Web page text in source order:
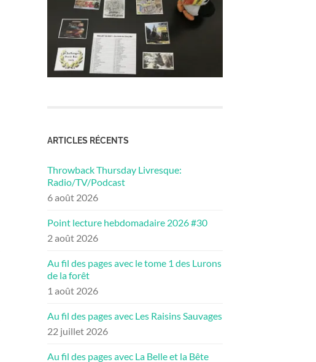
ARTICLES RÉCENTS
Throwback Thursday Livresque:
Radio/TV/Podcast
6 août 2026
Point lecture hebdomadaire 2026 #30
2 août 2026
Au fil des pages avec le tome 1 des Lurons
de la forêt
1 août 2026
Au fil des pages avec Les Raisins Sauvages
22 juillet 2026
Au fil des pages avec La Belle et la Bête